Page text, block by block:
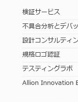
検証サービス
不具合分析とデバ
設計コンサルティ
規格ロゴ認証
テスティングラボ
Allion Innovation